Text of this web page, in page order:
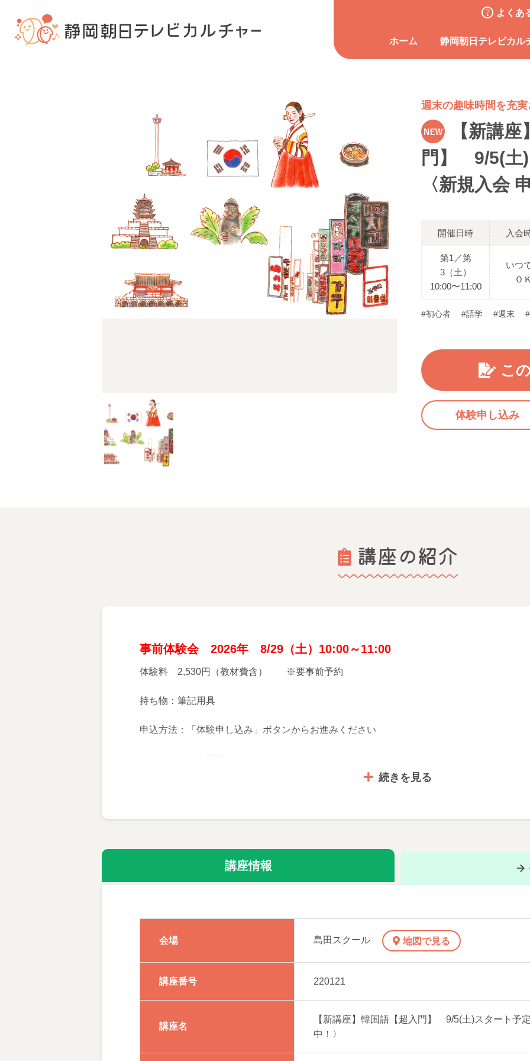
よくあ
ホーム 静岡朝日テレビカル
週末の趣味時間を充
【新講
門】 9/5(土)
〈新規入会
開催日時 入会
第1／第
3（土）
10:00〜11:00
いつ
Ｏ
#初心者 #語学 #週末
こ
体験申し込み
講座の紹介
事前体験会 2026年 8/29（土）10:00～11:00
体験料 2,530円（教材費含） ※要事前予約
持ち物：筆記用具
申込方法：「体験申し込み」ボタンからお進みください
・韓国語の文法学習に交えて、話題の韓国文化にも触れながら、韓国という国への理解を
・文法、会話の他、K-POPなどの音楽や、ドラマの話題も取り入れたレッスンを予定して
・授業の中でも、食生活や音楽、チョゴリなどを実際体験させてくれるなど、実践的な内
【対象：中学生以上】
使用テキスト
できる韓国語初級（1）新装版 音声無料配信（新大久保語学院, 李志暎） 2,200円
続きを見る
講座情報
会場 島田スクール 地図で見る
講座番号 220121
講座名
【新講座】韓国語【超入門】 9/5(土)スタート予
中！〉